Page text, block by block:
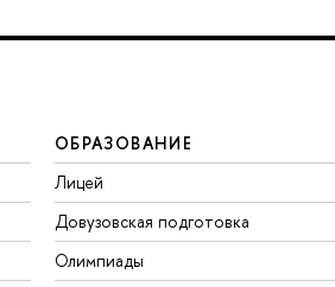
ОБРАЗОВАНИЕ
Лицей
Довузовская подготовка
Олимпиады